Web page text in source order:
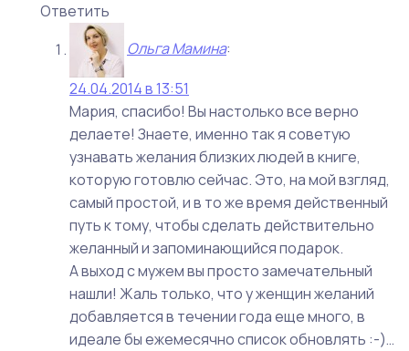
Ответить
Ольга Мамина:
24.04.2014 в 13:51
Мария, спасибо! Вы настолько все верно
делаете! Знаете, именно так я советую
узнавать желания близких людей в книге,
которую готовлю сейчас. Это, на мой взгляд,
самый простой, и в то же время действенный
путь к тому, чтобы сделать действительно
желанный и запоминающийся подарок.
А выход с мужем вы просто замечательный
нашли! Жаль только, что у женщин желаний
добавляется в течении года еще много, в
идеале бы ежемесячно список обновлять :-)…